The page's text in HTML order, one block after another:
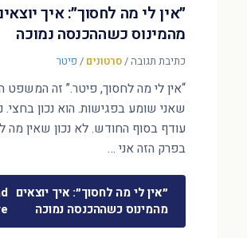
״אין לי מה לחסוך״: איך
מהמינוס כשההכנסה נמוכה
כתיבת תגובה/סרטונים / פיטר
“אין לי מה לחסוך, פיטר.” זה המשפט
שאני שומע בפגישות. הוא נכון בחצי.
עודף בסוף החודש. לא נכון שאין מה
בפרק הזה אני …
״אין לי מה לחסוך״: איך יוצאים
מהמינוס כשההכנסה נמוכה